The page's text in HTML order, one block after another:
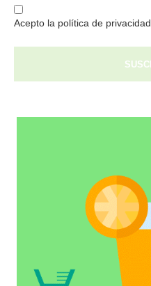
Acepto la política de privacidad